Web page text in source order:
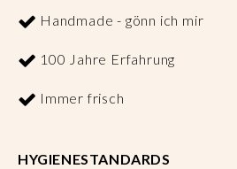
Handmade - gönn ich mir
100 Jahre Erfahrung
Immer frisch
HYGIENESTANDARDS